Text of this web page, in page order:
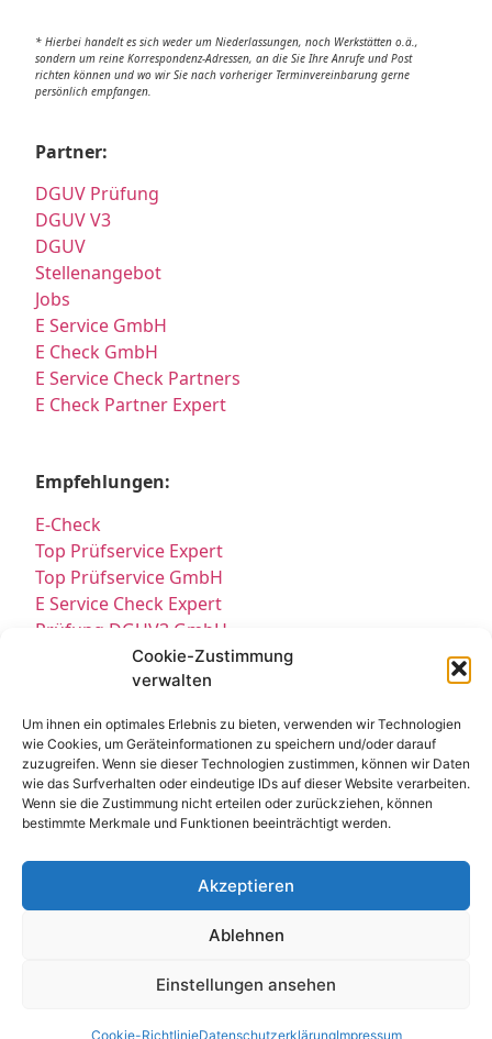
Cookie-Zustimmung
verwalten
Um ihnen ein optimales Erlebnis zu bieten, verwenden wir Technologien
wie Cookies, um Geräteinformationen zu speichern und/oder darauf
zuzugreifen. Wenn sie dieser Technologien zustimmen, können wir Daten
wie das Surfverhalten oder eindeutige IDs auf dieser Website verarbeiten.
Wenn sie die Zustimmung nicht erteilen oder zurückziehen, können
bestimmte Merkmale und Funktionen beeinträchtigt werden.
Akzeptieren
Ablehnen
Einstellungen ansehen
Cookie-RichtlinieDatenschutzerklärungImpressum
* Hierbei handelt es sich weder um Niederlassungen, noch Werkstätten o.ä.,
sondern um reine Korrespondenz-Adressen, an die Sie Ihre Anrufe und Post
richten können und wo wir Sie nach vorheriger Terminvereinbarung gerne
persönlich empfangen.
Partner:
DGUV Prüfung
DGUV V3
DGUV
Stellenangebot
Jobs
E Service GmbH
E Check GmbH
E Service Check Partners
E Check Partner Expert
Empfehlungen:
E-Check
Top Prüfservice Expert
Top Prüfservice GmbH
E Service Check Expert
Prüfung DGUV3 GmbH
Sicherheitsprüfungen Partners
Sicherheitsprüfungen Expert
Prüfung elektrischer Anlagen
Kontakt Impressum
© All Rights Reserved 2025